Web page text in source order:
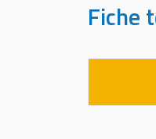
Fiche